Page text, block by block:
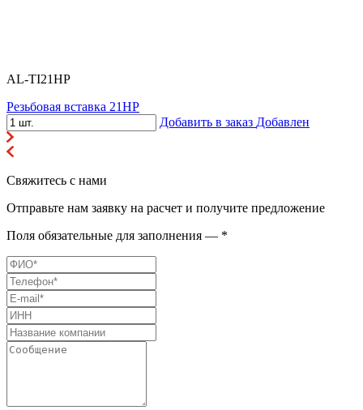
AL-TI21HP
Резьбовая вставка 21HP
Добавить в заказ Добавлен
Свяжитесь с нами
Отправьте нам заявку на расчет и получите предложение
Поля обязательные для заполнения — *